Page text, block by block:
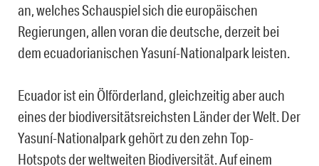
an, welches Schauspiel sich die europäischen
Regierungen, allen voran die deutsche, derzeit bei
dem ecuadorianischen Yasuní-Nationalpark leisten.
Ecuador ist ein Ölförderland, gleichzeitig aber auch
eines der biodiversitätsreichsten Länder der Welt. Der
Yasuní-Nationalpark gehört zu den zehn Top-
Hotspots der weltweiten Biodiversität. Auf einem